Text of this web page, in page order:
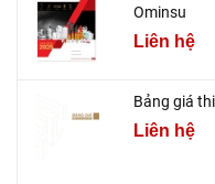
Ominsu
Liên hệ
Bảng giá
Liên hệ